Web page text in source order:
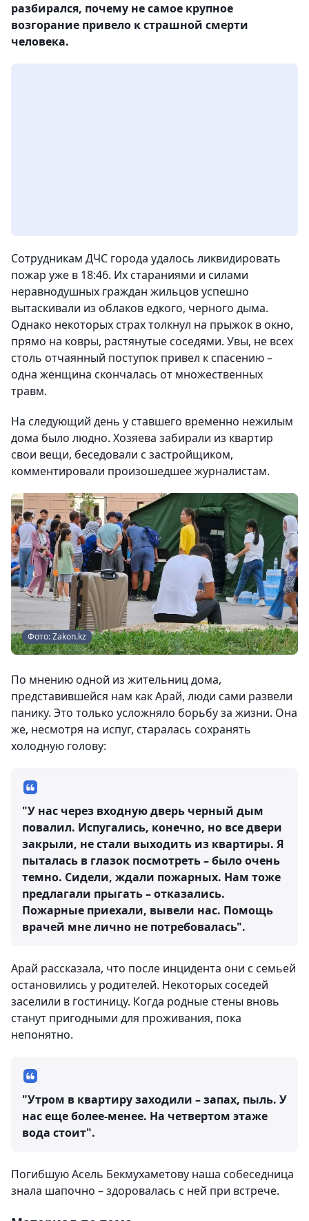
разбирался, почему не самое крупное
возгорание привело к страшной смерти
человека.
Сотрудникам ДЧС города удалось ликвидировать
пожар уже в 18:46. Их стараниями и силами
неравнодушных граждан жильцов успешно
вытаскивали из облаков едкого, черного дыма.
Однако некоторых страх толкнул на прыжок в окно,
прямо на ковры, растянутые соседями. Увы, не всех
столь отчаянный поступок привел к спасению –
одна женщина скончалась от множественных
травм.
На следующий день у ставшего временно нежилым
дома было людно. Хозяева забирали из квартир
свои вещи, беседовали с застройщиком,
комментировали произошедшее журналистам.
Фото: Zakon.kz
По мнению одной из жительниц дома,
представившейся нам как Арай, люди сами развели
панику. Это только усложняло борьбу за жизни. Она
же, несмотря на испуг, старалась сохранять
холодную голову:
"У нас через входную дверь черный дым
повалил. Испугались, конечно, но все двери
закрыли, не стали выходить из квартиры. Я
пыталась в глазок посмотреть – было очень
темно. Сидели, ждали пожарных. Нам тоже
предлагали прыгать – отказались.
Пожарные приехали, вывели нас. Помощь
врачей мне лично не потребовалась".
Арай рассказала, что после инцидента они с семьей
остановились у родителей. Некоторых соседей
заселили в гостиницу. Когда родные стены вновь
станут пригодными для проживания, пока
непонятно.
"Утром в квартиру заходили – запах, пыль. У
нас еще более-менее. На четвертом этаже
вода стоит".
Погибшую Асель Бекмухаметову наша собеседница
знала шапочно – здоровалась с ней при встрече.